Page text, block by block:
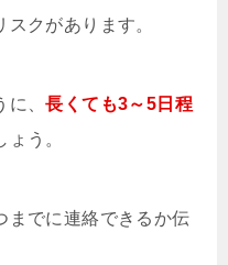
クがあります。
に、長くても3～5日程
う。
までに連絡できるか伝